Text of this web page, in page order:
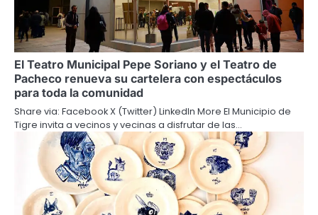
El Teatro Municipal Pepe Soriano y el Teatro de
Pacheco renueva su cartelera con espectáculos
para toda la comunidad
Share via: Facebook X (Twitter) LinkedIn More El Municipio de
Tigre invita a vecinos y vecinas a disfrutar de las…